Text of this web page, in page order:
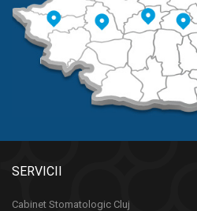
SERVICII
Cabinet Stomatologic Cluj